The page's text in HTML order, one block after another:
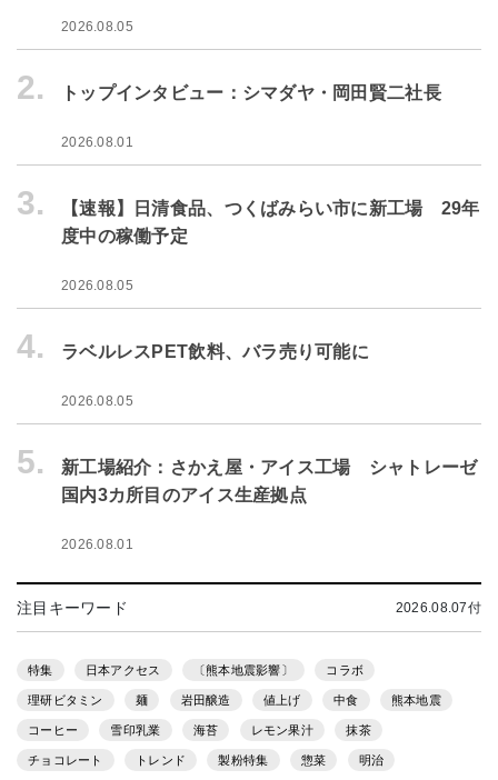
2026.08.05
2. トップインタビュー：シマダヤ・岡田賢二社長
2026.08.01
3.
【速報】日清食品、つくばみらい市に新工場 29年
度中の稼働予定
2026.08.05
4. ラベルレスPET飲料、バラ売り可能に
2026.08.05
5.
新工場紹介：さかえ屋・アイス工場 シャトレーゼ
国内3カ所目のアイス生産拠点
2026.08.01
注目キーワード 2026.08.07付
特集 日本アクセス 〔熊本地震影響〕 コラボ
理研ビタミン 麺 岩田醸造 値上げ 中食 熊本地震
コーヒー 雪印乳業 海苔 レモン果汁 抹茶
チョコレート トレンド 製粉特集 惣菜 明治